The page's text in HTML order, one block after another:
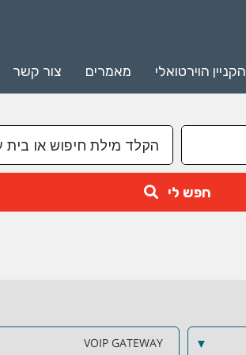
הקניין הוירטואלי מאמרים צור קשר
חפש לי
▼
VOIP GATEWAY